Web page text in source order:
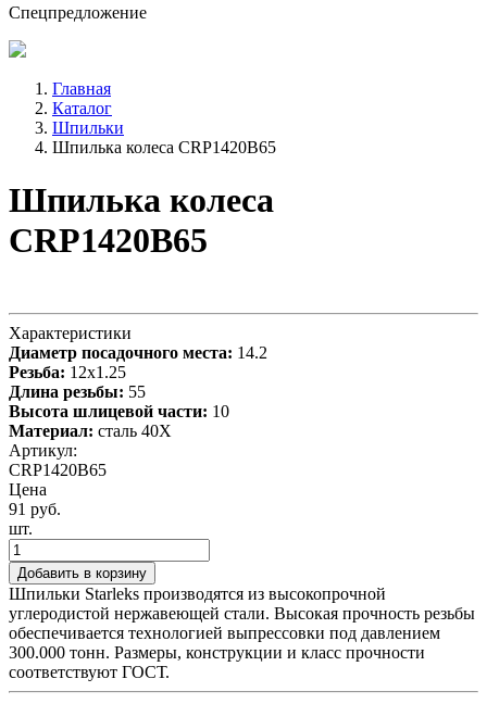
Спецпредложение
Главная
Каталог
Шпильки
Шпилька колеса CRP1420B65
Шпилька колеса
CRP1420B65
Характеристики
Диаметр посадочного места: 14.2
Резьба: 12x1.25
Длина резьбы: 55
Высота шлицевой части: 10
Материал: сталь 40X
Артикул:
CRP1420B65
Цена
91 руб.
шт.
Добавить в корзину
Шпильки Starleks производятся из высокопрочной
углеродистой нержавеющей стали. Высокая прочность резьбы
обеспечивается технологией выпрессовки под давлением
300.000 тонн. Размеры, конструкции и класс прочности
соответствуют ГОСТ.